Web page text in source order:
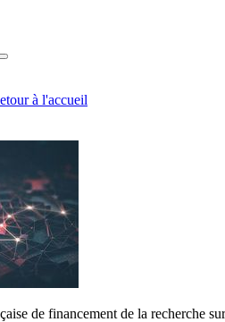
de financement de la recherche